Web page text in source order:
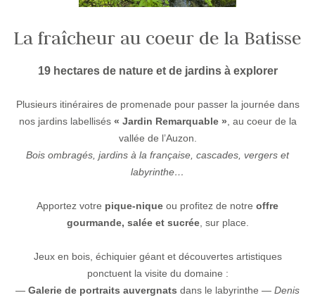
La fraîcheur au coeur de la Batisse
19 hectares de nature et de jardins à explorer
Plusieurs itinéraires de promenade pour passer la journée dans
nos jardins labellisés « Jardin Remarquable » , au coeur de la
vallée de l’Auzon.
Bois ombragés, jardins à la française, cascades, vergers et
labyrinthe…
Apportez votre pique-nique ou profitez de notre offre
gourmande, salée et sucrée, sur place.
Jeux en bois, échiquier géant et découvertes artistiques
ponctuent la visite du domaine :
— Galerie de portraits auvergnats dans le labyrinthe — Denis